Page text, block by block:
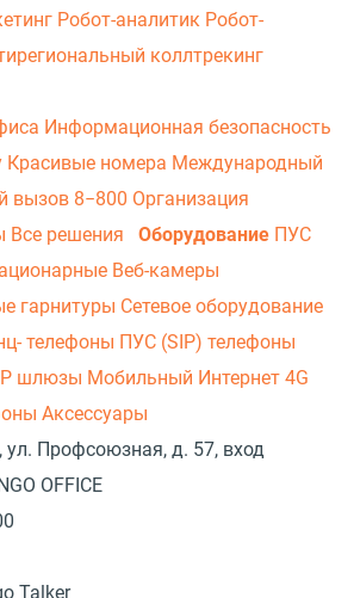
Робот-аналитик Робот-
коллтрекинг
Информационная безопасность
Красивые номера Международный
вызов 8−800 Организация
Все решения Оборудование ПУС
Веб-камеры
гарнитуры Сетевое оборудование
телефоны ПУС (SIP) телефоны
шлюзы Мобильный Интернет 4G
Аксессуары
ул. Профсоюзная, д. 57, вход
OFFICE
Talker